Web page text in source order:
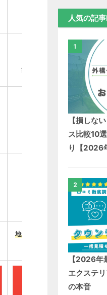
無料
無料で作成
業者による
選択上限な
約1,000
地元に強い比較
専任のコン
ルジュ
詳
し
人気の記
1
【損しな
ス比較10
り【2026
2
【2026年
エクステ
の本音